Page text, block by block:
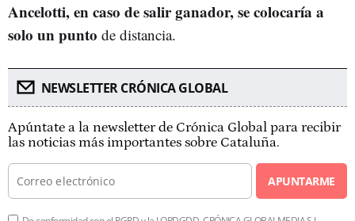
Ancelotti, en caso de salir ganador, se colocaría a
solo un punto de distancia.
NEWSLETTER CRÓNICA GLOBAL
Apúntate a la newsletter de Crónica Global para recibir
las noticias más importantes sobre Cataluña.
APUNTARME